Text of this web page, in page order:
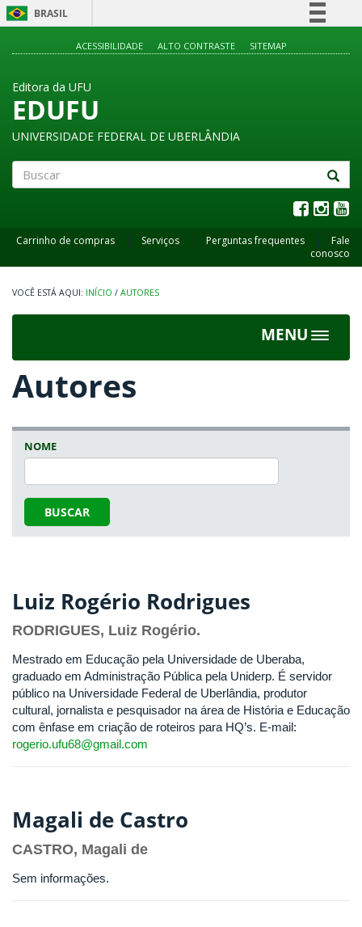
BRASIL
Legislação
Canais
ACESSIBILIDADE ALTO CONTRASTE SITEMAP
Editora da UFU
EDUFU
UNIVERSIDADE FEDERAL DE UBERLÂNDIA
Carrinho de compras Serviços Perguntas frequentes
Fale
conosco
INÍCIO / AUTORES
MENU
Toggle
Autores
NOME
BUSCAR
Luiz Rogério Rodrigues
RODRIGUES, Luiz Rogério.
Mestrado em Educação pela Universidade de Uberaba,
graduado em Administração Pública pela Uniderp. É servidor
público na Universidade Federal de Uberlândia, produtor
cultural, jornalista e pesquisador na área de História e Educação
com ênfase em criação de roteiros para HQ’s. E-mail:
rogerio.ufu68@gmail.com
Magali de Castro
CASTRO, Magali de
Sem informações.